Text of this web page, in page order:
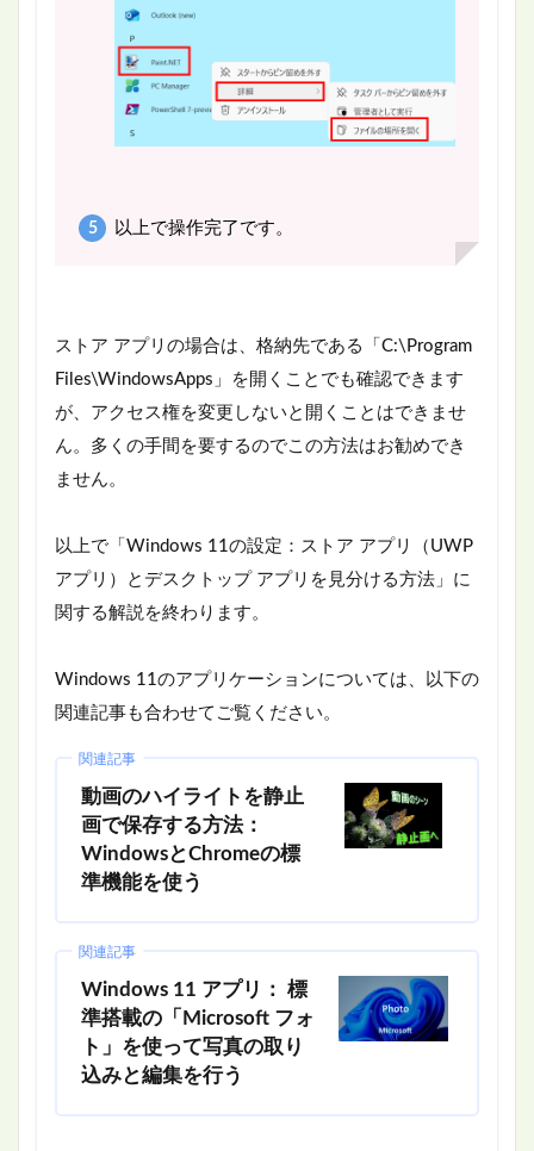
以上で操作完了です。
ストア アプリの場合は、格納先である「C:\Program
Files\WindowsApps」を開くことでも確認できます
が、アクセス権を変更しないと開くことはできませ
ん。多くの手間を要するのでこの方法はお勧めでき
ません。
以上で「Windows 11の設定：ストア アプリ（UWP
アプリ）とデスクトップ アプリを見分ける方法」に
関する解説を終わります。
Windows 11のアプリケーションについては、以下の
関連記事も合わせてご覧ください。
関連記事
動画のハイライトを静止
画で保存する方法：
WindowsとChromeの標
準機能を使う
関連記事
Windows 11 アプリ： 標
準搭載の「Microsoft フォ
ト」を使って写真の取り
込みと編集を行う